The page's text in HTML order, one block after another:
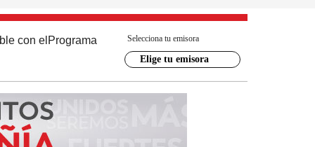
con el Programa Selecciona tu emisora
Elige tu emisora